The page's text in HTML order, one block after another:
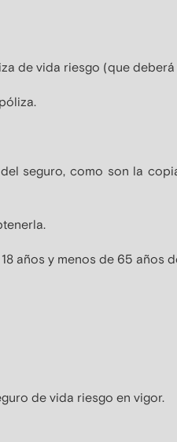
de vida riesgo (que
seguro, como son la
años y menos de 65 años
de vida riesgo en vigor.